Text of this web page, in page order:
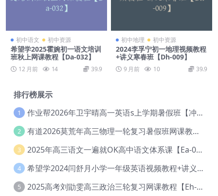
初中语文 初中资源
希望学2025霍婉初一语文培训
班秋上网课教程【Da-032】
12 月前 14 39.9
初中地理 初中资源
2024李孚宁初一地理视频教程
+讲义寒春班【Dh-009】
9 月前 10 39.9
排行榜展示
1 作业帮2026年卫宇晴高一英语s上学期暑假班【冲顶班】【Ec-003】
2 有道2026莫荒年高三物理一轮复习暑假班网课教程【Ef-044】
3 2025年高三语文一遍就OK高中语文体系课【Ea-028】
4 希望学2024闫舒月小学一年级英语视频教程+讲义【Cc-004】
5 2025高考刘勖雯高三政治三轮复习网课教程【Eh-061】